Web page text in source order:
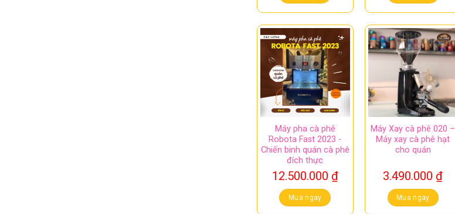
Máy pha cà phê
Robota Fast 2023 -
Chiến binh quán cà phê
đích thực
12.500.000 ₫
Mua ngay
Máy Xay cà phê 020 –
Máy xay cà phê hạt
cho quán
3.490.000 ₫
Mua ngay